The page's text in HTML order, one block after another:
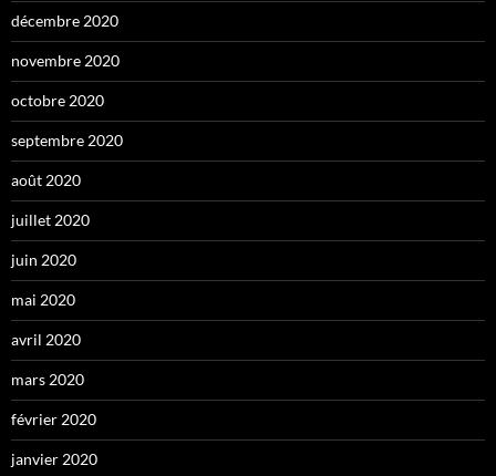
décembre 2020
novembre 2020
octobre 2020
septembre 2020
août 2020
juillet 2020
juin 2020
mai 2020
avril 2020
mars 2020
février 2020
janvier 2020